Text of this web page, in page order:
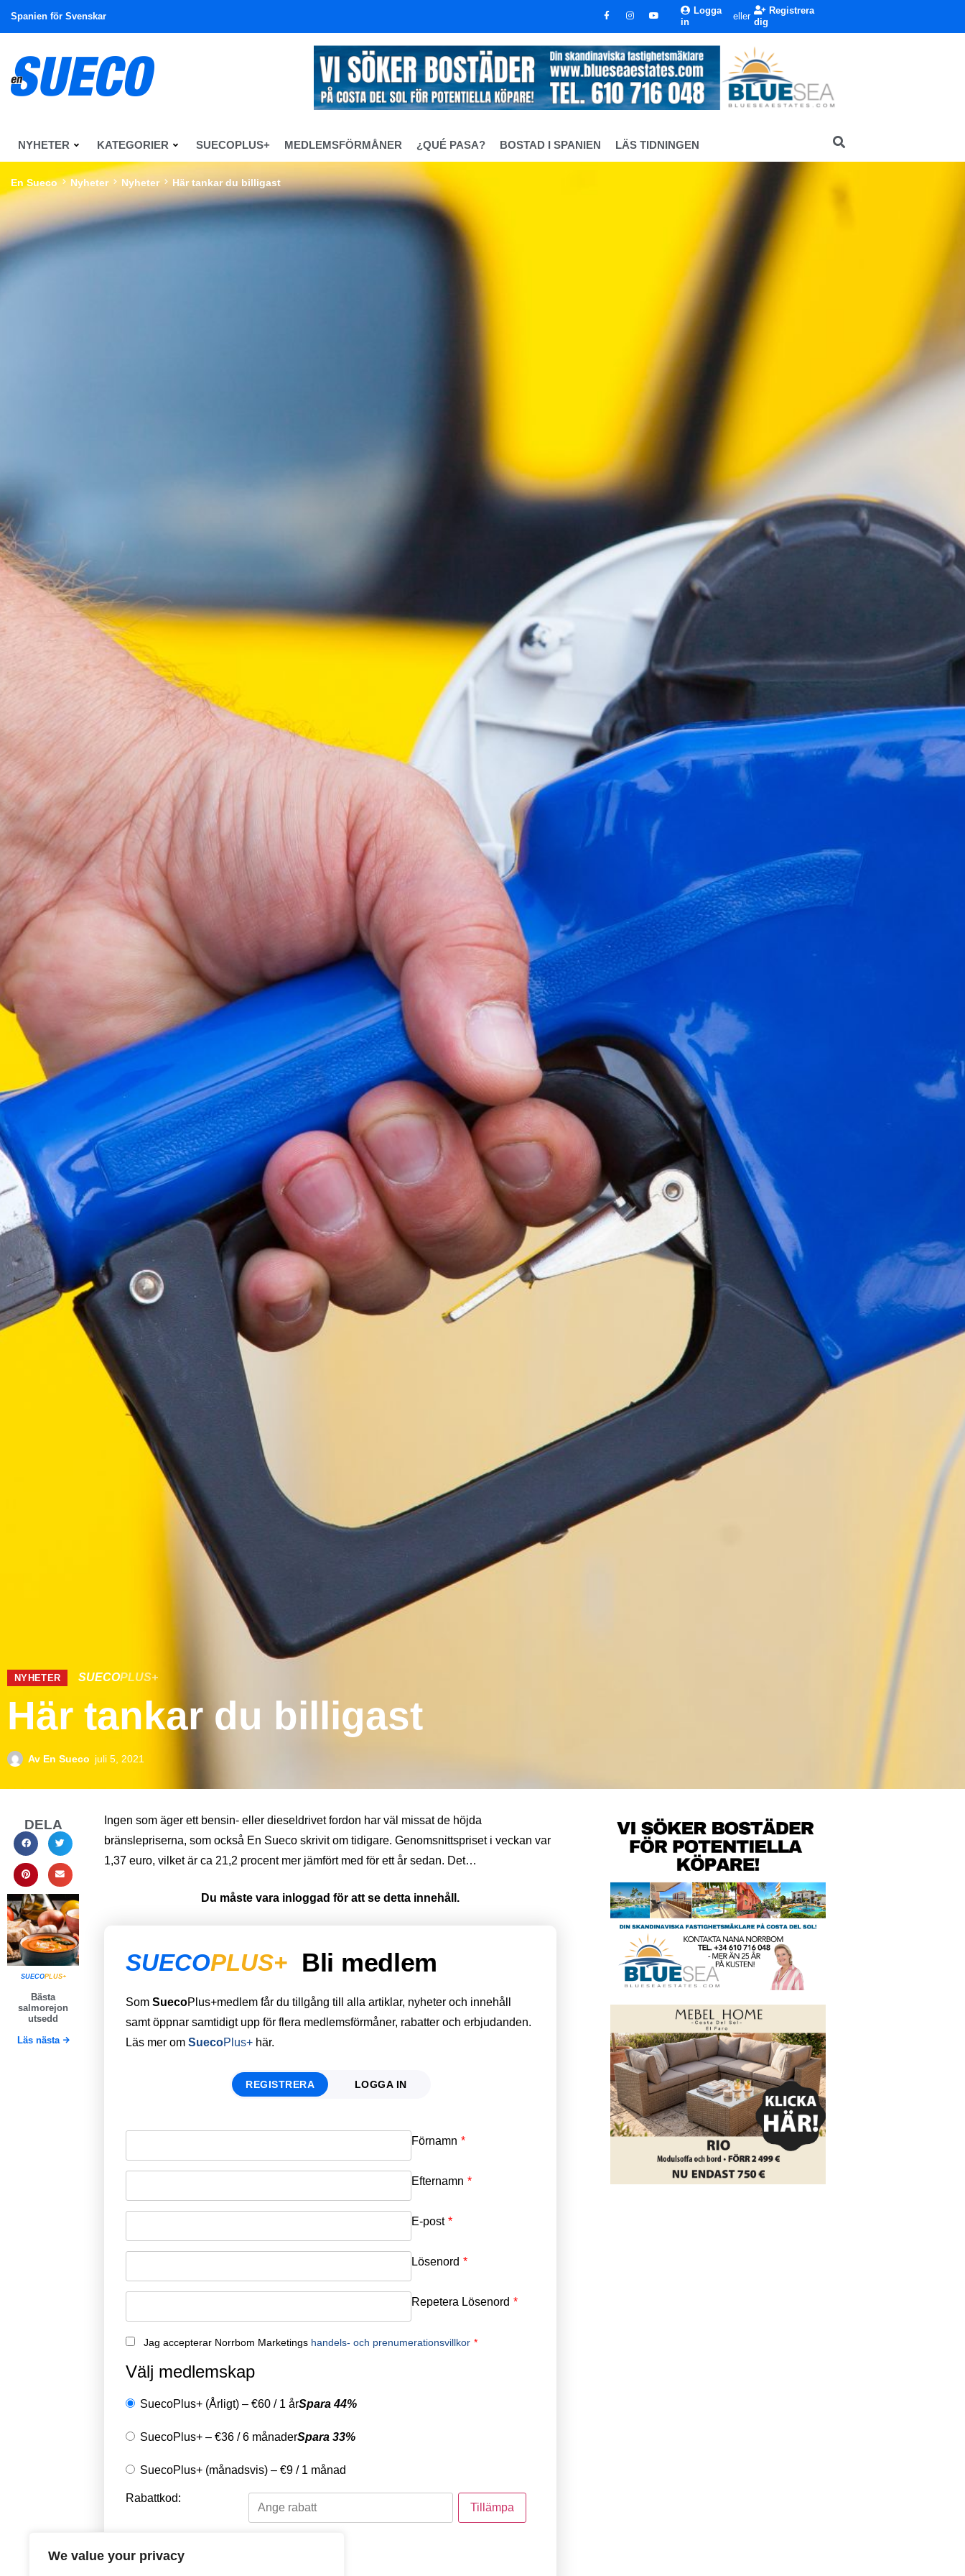
We value your privacy
Spanien för Svenskar
Logga
in
eller
Registrera
dig
NYHETER KATEGORIER SUECOPLUS+ MEDLEMSFÖRMÅNER ¿QUÉ PASA? BOSTAD I SPANIEN LÄS TIDNINGEN
En Sueco Nyheter Nyheter Här tankar du billigast
NYHETER SUECOPLUS+
Här tankar du billigast
Av En Sueco juli 5, 2021
DELA
SUECOPLUS+
Bästa
salmorejon
utsedd
Läs nästa
Ingen som äger ett bensin- eller dieseldrivet fordon har väl missat de höjda
bränslepriserna, som också En Sueco skrivit om tidigare. Genomsnittspriset i veckan var
1,37 euro, vilket är ca 21,2 procent mer jämfört med för ett år sedan. Det…
Du måste vara inloggad för att se detta innehåll.
SUECOPLUS+ Bli medlem
Som SuecoPlus+medlem får du tillgång till alla artiklar, nyheter och innehåll
samt öppnar samtidigt upp för flera medlemsförmåner, rabatter och erbjudanden.
Läs mer om SuecoPlus+ här.
REGISTRERA LOGGA IN
Förnamn *
Efternamn *
E-post *
Lösenord *
Repetera Lösenord *
Jag accepterar Norrbom Marketings handels- och prenumerationsvillkor *
Välj medlemskap
SuecoPlus+ (Årligt) – €60 / 1 årSpara 44%
SuecoPlus+ – €36 /6 månaderSpara 33%
SuecoPlus+ (månadsvis) – €9 / 1 månad
Rabattkod:
Välj en betalningsmetod
Email
Password